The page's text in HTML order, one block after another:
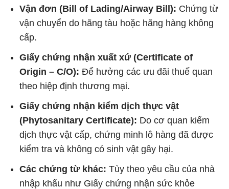
Vận đơn (Bill of Lading/Airway Bill): Chứng từ
vận chuyển do hãng tàu hoặc hãng hàng không
cấp.
Giấy chứng nhận xuất xứ (Certificate of
Origin – C/O): Để hưởng các ưu đãi thuế quan
theo hiệp định thương mại.
Giấy chứng nhận kiểm dịch thực vật
(Phytosanitary Certificate): Do cơ quan kiểm
dịch thực vật cấp, chứng minh lô hàng đã được
kiểm tra và không có sinh vật gây hại.
Các chứng từ khác: Tùy theo yêu cầu của nhà
nhập khẩu như Giấy chứng nhận sức khỏe